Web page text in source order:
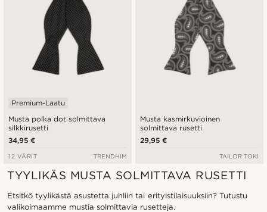
Musta polka dot solmittava
silkkirusetti
Premium-Laatu
34,95 €
12 VÄRIT TRENDHIM
Musta kasmirkuvioinen
solmittava rusetti
29,95 €
TAILOR TOKI
TYYLIKÄS MUSTA SOLMITTAVA RUSETTI
Etsitkö tyylikästä asustetta juhliin tai erityistilaisuuksiin? Tutustu
valikoimaamme mustia solmittavia rusetteja.